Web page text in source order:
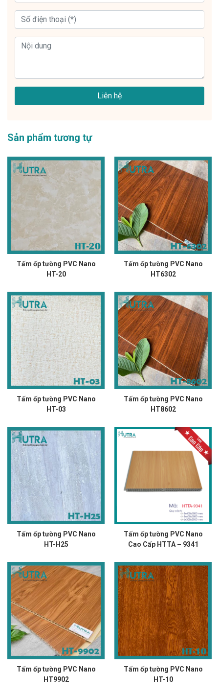
Liên hệ
Sản phẩm tương tự
Tấm ốp tường PVC Nano
HT-20
Tấm ốp tường PVC Nano
HT6302
Tấm ốp tường PVC Nano
HT-03
Tấm ốp tường PVC Nano
HT8602
Tấm ốp tường PVC Nano
HT-H25
Tấm ốp tường PVC Nano
Cao Cấp HTTA – 9341
Tấm ốp tường PVC Nano
HT9902
Tấm ốp tường PVC Nano
HT-10